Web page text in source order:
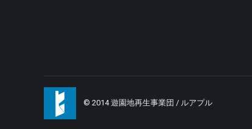
© 2014 遊園地再生事業団 / ルアプル